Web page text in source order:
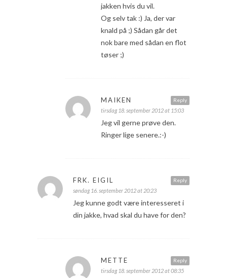
jakken hvis du vil.
Og selv tak :) Ja, der var
knald på ;) Sådan går det
nok bare med sådan en flot
tøser ;)
Reply
MAIKEN
tirsdag 18. september 2012 at 15:03
Jeg vil gerne prøve den.
Ringer lige senere.:-)
Reply
FRK. EIGIL
søndag 16. september 2012 at 20:23
Jeg kunne godt være interesseret i
din jakke, hvad skal du have for den?
Reply
METTE
tirsdag 18. september 2012 at 08:35